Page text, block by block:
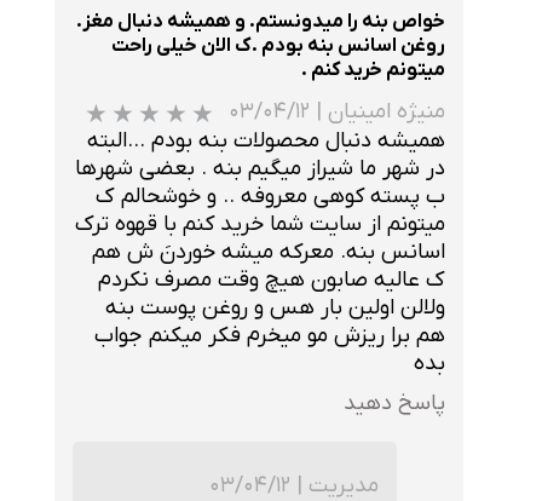
★
خواص بنه را میدونستم. و همیشه دنبال مغز.
روغن اسانس بنه بودم .ک الان خیلی راحت
میتونم خرید کنم .
منیژه امینیان ۰۳/۰۴/۱۲
همیشه دنبال محصولات بنه بودم ...البته
در شهر ما شیراز میگیم بنه . بعضی شهرها
ب پسته کوهی معروفه .. و خوشحالم ک
میتونم از سایت شما خرید کنم با قهوه ترک
اسانس بنه. معرکه میشه خوردنَ ش هم
ک عالیه صابون هیچ وقت مصرف نکردم
و‌لالن اولین بار هس و روغن پوست بنه
هم برا ریزش مو میخرم فکر میکنم جواب
بده
پاسخ دهید
مدیریت ۰۳/۰۴/۱۲